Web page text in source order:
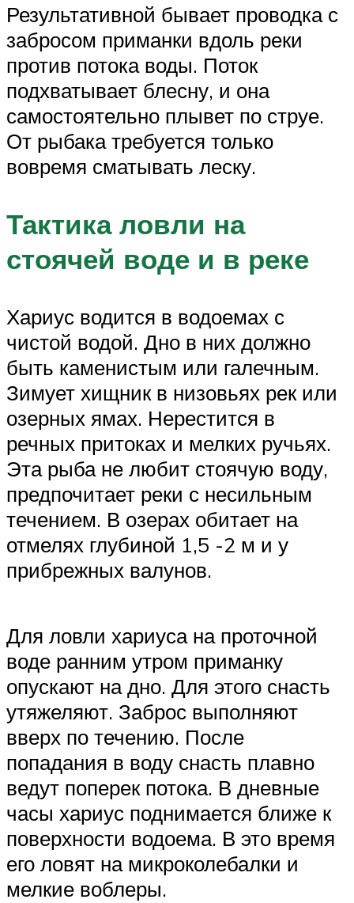
Результативной бывает проводка с
забросом приманки вдоль реки
против потока воды. Поток
подхватывает блесну, и она
самостоятельно плывет по струе.
От рыбака требуется только
вовремя сматывать леску.
Тактика ловли на
стоячей воде и в реке
Хариус водится в водоемах с
чистой водой. Дно в них должно
быть каменистым или галечным.
Зимует хищник в низовьях рек или
озерных ямах. Нерестится в
речных притоках и мелких ручьях.
Эта рыба не любит стоячую воду,
предпочитает реки с несильным
течением. В озерах обитает на
отмелях глубиной 1,5 -2 м и у
прибрежных валунов.
Для ловли хариуса на проточной
воде ранним утром приманку
опускают на дно. Для этого снасть
утяжеляют. Заброс выполняют
вверх по течению. После
попадания в воду снасть плавно
ведут поперек потока. В дневные
часы хариус поднимается ближе к
поверхности водоема. В это время
его ловят на микроколебалки и
мелкие воблеры.